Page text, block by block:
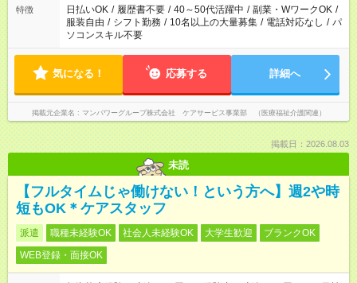
特徴 日払いOK / 履歴書不要 / 40～50代活躍中 / 副業・WワークOK /
服装自由 / シフト勤務 / 10名以上の大量募集 / 電話対応なし / パ
ソコンスキル不要
気になる！ 応募する 詳細へ
掲載元企業名 マンパワーグループ株式会社 ケアサービス事業部 （医療福祉介護関連）
掲載日：2026.08.03
未読
【フルタイムじゃ働けない！という方へ】週2や時
短もOK＊ケアスタッフ
派遣 職種未経験OK 社会人未経験OK 大学生歓迎
ブランクOK
WEB登録・面接OK